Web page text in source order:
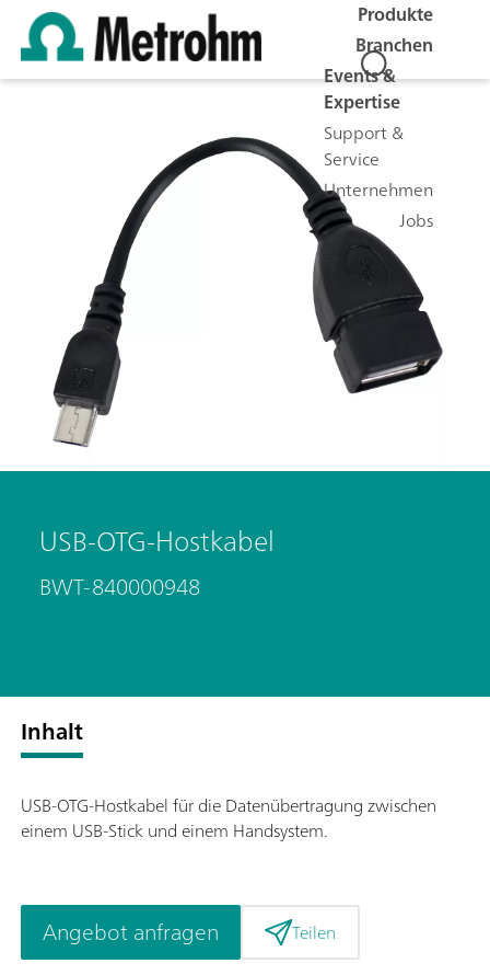
Produkte
Branchen
Events &
Expertise
Support &
Service
Unternehmen
Jobs
USB-OTG-Hostkabel
BWT-840000948
Inhalt
USB-OTG-Hostkabel für die Datenübertragung zwischen
einem USB-Stick und einem Handsystem.
Angebot anfragen Teilen